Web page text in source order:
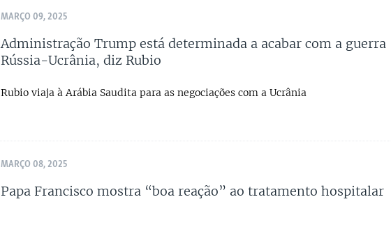
MARÇO 09, 2025
Administração Trump está determinada a acabar com a guerra
Rússia-Ucrânia, diz Rubio
Rubio viaja à Arábia Saudita para as negociações com a Ucrânia
MARÇO 08, 2025
Papa Francisco mostra “boa reação” ao tratamento hospitalar